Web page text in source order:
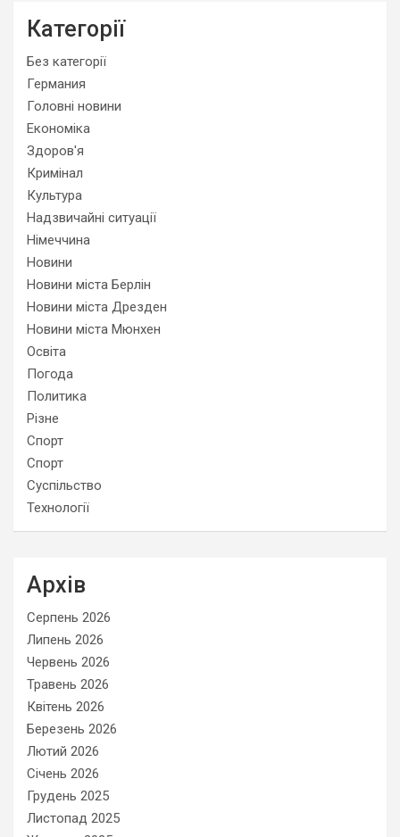
Категорії
Без категорії
Германия
Головні новини
Економіка
Здоров'я
Кримінал
Культура
Надзвичайні ситуації
Німеччина
Новини
Новини міста Берлін
Новини міста Дрезден
Новини міста Мюнхен
Освіта
Погода
Политика
Різне
Спорт
Спорт
Суспільство
Технології
Архів
Серпень 2026
Липень 2026
Червень 2026
Травень 2026
Квітень 2026
Березень 2026
Лютий 2026
Січень 2026
Грудень 2025
Листопад 2025